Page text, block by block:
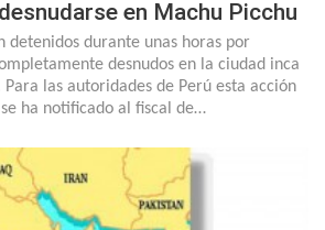
en Machu Picchu
detenidos durante unas horas por
desnudos en la ciudad inca
las autoridades de Perú esta acción
ha notificado al fiscal de…